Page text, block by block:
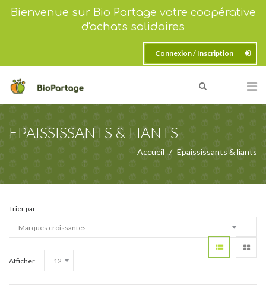
Bienvenue sur Bio Partage votre coopérative
d'achats solidaires
Connexion / Inscription
EPAISSISSANTS & LIANTS
Accueil Epaississants & liants
Trier par
Afficher